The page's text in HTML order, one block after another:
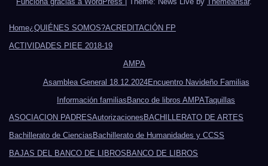
Home¿QUIÉNES SOMOS?ACREDITACIÓN FP
ACTIVIDADES PIEE 2018-19
AMPA
Asamblea General 18.12.2024Encuentro Navideño Familias
Información familias Banco de libros AMPATaquillas
ASOCIACION PADRESAutorizaciones BACHILLERATO DE ARTES
Bachillerato de Ciencias Bachillerato de Humanidades y CCSS
BAJAS DEL BANCO DE LIBROS BANCO DE LIBROS